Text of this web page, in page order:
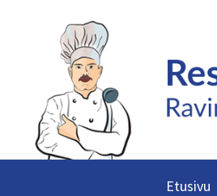
Etusivu